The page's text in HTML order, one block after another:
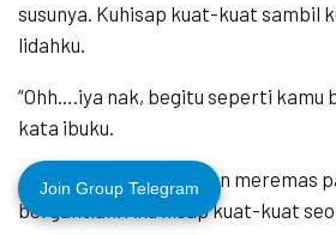
susunya. Kuhisap kuat-kuat sambil
lidahku.
“Ohh….iya nak, begitu seperti kamu
kata ibuku.
Aku terus mengulum dan meremas
bergantian. Aku hisap kuat-kuat
Join Group Telegram